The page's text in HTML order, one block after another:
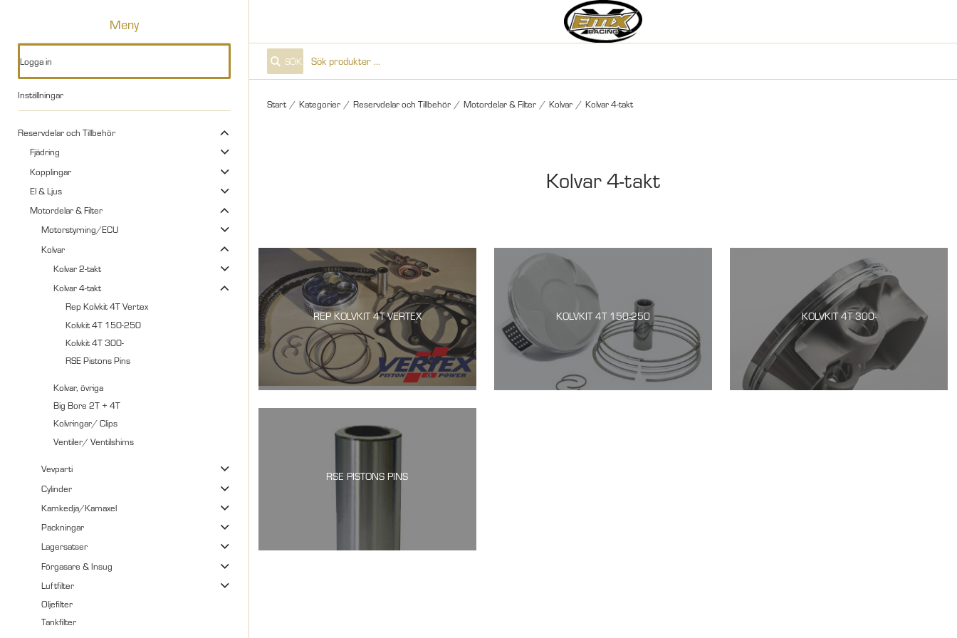
Meny
Logga in
Inställningar
Reservdelar och Tillbehör
Fjädring
Kopplingar
El & Ljus
Motordelar & Filter
Motorstyrning/ECU
Kolvar
Kolvar 2-takt
Kolvar 4-takt
Rep Kolvkit 4T Vertex
Kolvkit 4T 150-250
Kolvkit 4T 300-
RSE Pistons Pins
Kolvar, övriga
Big Bore 2T + 4T
Kolvringar/ Clips
Ventiler/ Ventilshims
Vevparti
Cylinder
Kamkedja/Kamaxel
Packningar
Lagersatser
Förgasare & Insug
Luftfilter
Oljefilter
Tankfilter
SÖK
Start / Kategorier / Reservdelar och Tillbehör / Motordelar & Filter / Kolvar / Kolvar 4-takt
Kolvar 4-takt
REP KOLVKIT 4T VERTEX KOLVKIT 4T 150-250 KOLVKIT 4T 300-
RSE PISTONS PINS